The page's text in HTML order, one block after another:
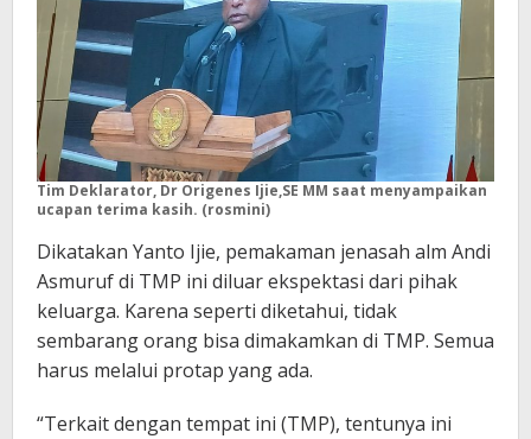
Tim Deklarator, Dr Origenes Ijie,SE MM saat menyampaikan
ucapan terima kasih. (rosmini)
Dikatakan Yanto Ijie, pemakaman jenasah alm Andi
Asmuruf di TMP ini diluar ekspektasi dari pihak
keluarga. Karena seperti diketahui, tidak
sembarang orang bisa dimakamkan di TMP. Semua
harus melalui protap yang ada.
“Terkait dengan tempat ini (TMP), tentunya ini